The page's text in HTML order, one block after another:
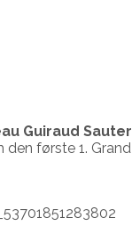
Guiraud
den første 1.